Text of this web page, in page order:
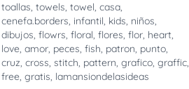
toallas, towels, towel, casa,
cenefa.borders, infantil, kids, niños,
dibujos, flowrs, floral, flores, flor, heart,
love, amor, peces, fish, patron, punto,
cruz, cross, stitch, pattern, grafico, graffic,
free, gratis, lamansiondelasideas